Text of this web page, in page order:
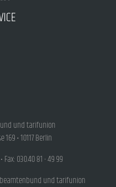
und tarifunion
• 10117 Berlin
Fax: 030.40 81 - 49 99
und tarifunion